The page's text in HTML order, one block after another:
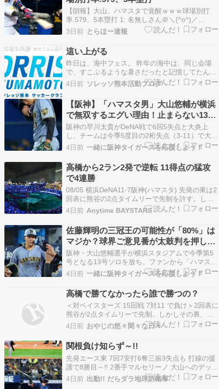
【朗報】大山、ハマスタで覚醒ｗｗｗ球場別打
率.579、5本塁打 1: 名無しさん＠＼(^o^)／
2026/08/05 (水) 22:08:56.959 ID:24NB0A2SLE
阪神・大山がハマスタで大活躍や。4試合ぶりに4
番でスタメン出場して、先発・東から13号ソロ放
った…
3日前 とらほー速報
這い上がる
昨日は、海中フェス。 昨年の海中は、同じ会場
で、すこぶるような暑さだったと記憶してたん
で、 思いっきり構えて行ったが、 なんと運良く
曇り空。 焼けるような暑さを回避し、ゲームがで
きたと思う。 日程は、けっこうタフで、 2試合連
続やって、3試合空きからの2試合連続。 3試合の
予定だ…
4日前 ソレッソ熊本活動ブログ
【阪神】「ハマスタ男」大山悠輔が横浜
で無双するエグい理由！止まらない13号
本塁打と球場別成績・驚愕のデータ
阪神の早川太貴がDeNA戦で6回5失点と大炎上
し、チームは今季5度目の2桁失点（3-11）で大敗
を喫しました。なぜマウンドで崩れてしまったの
か、止まらない投手陣の「2桁失点癖」の背景と
試合の行方を分かりやすく解説します。早川太貴
早川 太貴（はやかわ だいき、1999年12月1…
4日前 一緒に阪神タイガースを応援しよう！
高橋から2ラン2発で逆転 11得点の猛攻
で4連勝
08/05 横浜DeNA11-7阪神(ハマスタ) 先発の東は2
回表に熊谷の2点タイムリーで先制を許す。しか
し、その裏に筒香と宮下の2ランで逆転。3回はエ
ンカーナシオンの内野ゴロ間、4回は関根のタイ
ムリー二塁打で追加点。6回表に大山のソロで1点
を返されるも、その裏に度会、佐野、エ…
4日前 Anytime BAYSTARS
佐藤輝明の三冠王の可能性が「80%」は
マジか？球界ご意見番が太鼓判を押した
驚きの理由とは
阪神・大山悠輔選手が横浜スタジアムで今季第5
号となる13号ソロを放ち、ファンから「ハマスタ
男」と話題沸騰中です。なぜ横浜でこれほどまで
に打てるのか？そのエグい理由と驚愕の球場別成
績データを分かりやすく徹底解説します！大山悠
輔 大山 悠輔（おおやま ゆうすけ、1994年12月
19…
4日前 一緒に阪神タイガースを応援しよう！
高橋で勝てなかったら誰で勝つの？
＜対ベイスターズ 15回戦 7対11 で負け＞2回表に
熊谷が2点タイムリーで先制。しかしその裏、先
発の高橋がエンカーナシオンにヒットを打たれる
と、次の筒香にものの見事にレフトスタンドに放
り込まれて同点。さらに、1死後関根のファース
トゴロで高橋が1塁ベースに駆け込むも、大山か
らの送…
4日前 おやじの悠々閑々な日々
関根負け知らず～!!
先発エース東 7回7安打6奪三振3失点も 打線の援
護で8勝目～!! 2番手マルセリーノ 大山へのデッド
ボールのお詫びに ガルシアに満塁ホームランプレ
ゼント～!! 2回表に先制されちゃったけど その裏
4日前 出動!! だらダラ地球防衛軍